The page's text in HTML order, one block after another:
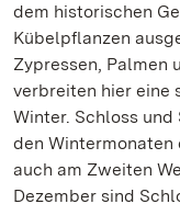
dem historischen
Kübelpflanzen
Zypressen, Palmen
verbreiten hier eine
Winter. Schloss
den
auch am Zweiten
Dezember sind